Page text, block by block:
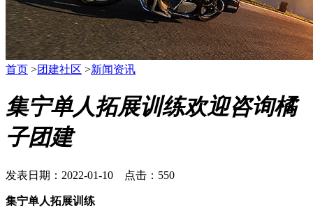
首页 >团建社区 >新闻资讯
集宁单人拓展训练欢迎咨询橘
子团建
发表日期：2022-01-10 点击：550
集宁单人拓展训练